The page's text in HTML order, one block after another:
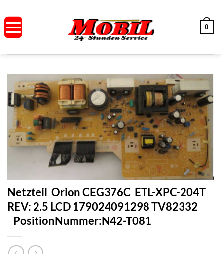
Inhalt
springen
0
Netzteil Orion CEG376C ETL-XPC-204T
REV: 2.5 LCD 179024091298 TV82332
PositionNummer:N42-T081